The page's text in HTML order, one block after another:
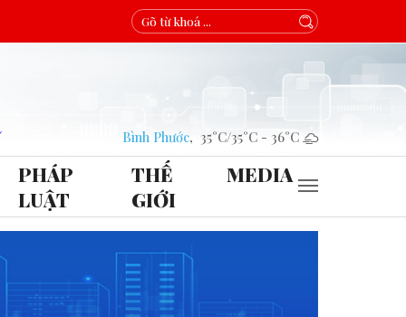
Bình Phước, 35°C/35°C - 36°C
PHÁP
LUẬT
THẾ
GIỚI
MEDIA